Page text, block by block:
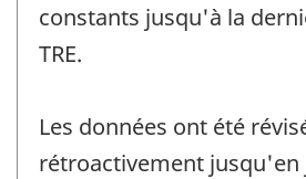
constants jusqu'à la
TRE.
Les données ont été
rétroactivement jusqu'en